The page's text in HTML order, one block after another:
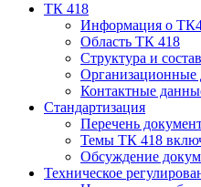
ТК 418
Информация о
Область ТК 418
Структура и состав
Организационные
Контактные
Стандартизация
Перечень
Темы ТК 418
Обсуждение
Техническое